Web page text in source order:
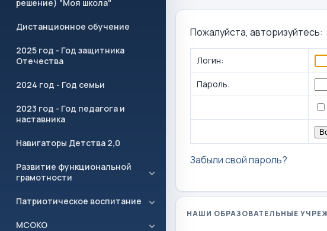
решение) "Моя школа"
Дистанционное обучение
2025 год - Год защитника
Отечества
2024 год - Год семьи
2023 год - Год педагога и
наставника
Навигаторы Детства 2,0
Развитие функциональной
грамотности
Патриотическое воспитание
МСОКО
Пожалуйста, авторизуйтесь:
Логин:
Пароль:
Забыли свой пароль?
НАШИ ОБРАЗОВАТЕЛЬНЫЕ